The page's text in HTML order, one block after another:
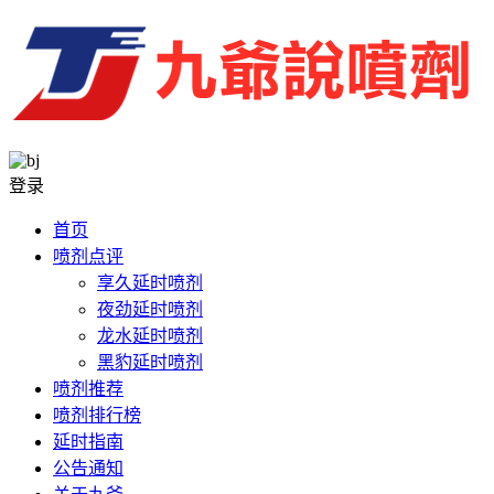
登录
首页
喷剂点评
享久延时喷剂
夜劲延时喷剂
龙水延时喷剂
黑豹延时喷剂
喷剂推荐
喷剂排行榜
延时指南
公告通知